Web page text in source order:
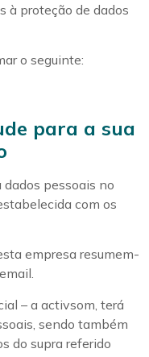
à proteção de dados
o seguinte:
para a sua
pessoais no
com os
empresa resumem-
– a activsom, terá
sendo também
do supra referido